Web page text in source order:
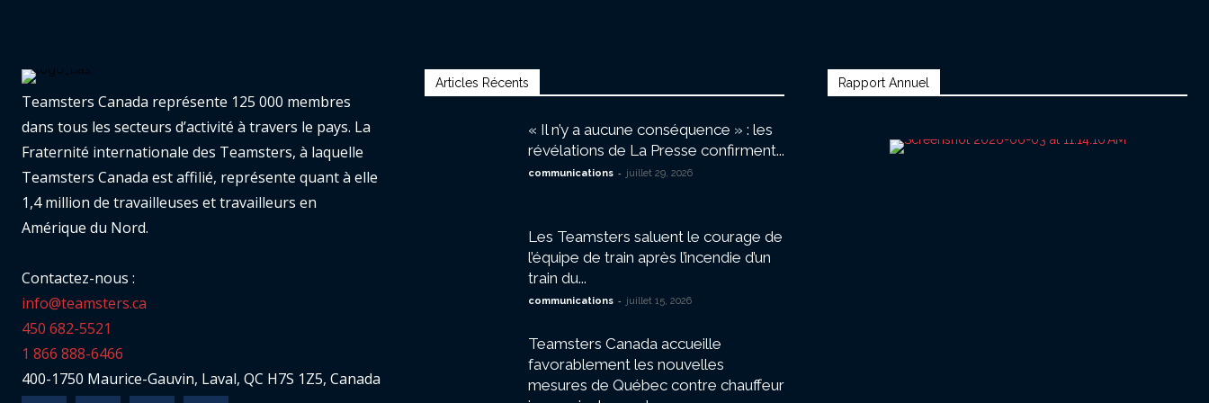
Teamsters Canada représente 125 000 membres
dans tous les secteurs d’activité à travers le pays. La
Fraternité internationale des Teamsters, à laquelle
Teamsters Canada est affilié, représente quant à elle
1,4 million de travailleuses et travailleurs en
Amérique du Nord.
Contactez-nous :
info@teamsters.ca
450 682-5521
1 866 888-6466
400-1750 Maurice-Gauvin, Laval, QC H7S 1Z5, Canada
Articles Récents
« Il n’y a aucune conséquence » : les
révélations de La Presse confirment...
communications - juillet 29, 2026
Les Teamsters saluent le courage de
l’équipe de train après l’incendie d’un
train du...
communications - juillet 15, 2026
Teamsters Canada accueille
favorablement les nouvelles
mesures de Québec contre chauffeur
Rapport Annuel